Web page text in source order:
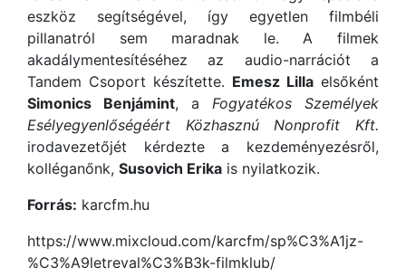
eszköz segítségével, így egyetlen filmbéli
pillanatról sem maradnak le. A filmek
akadálymentesítéséhez az audio-narrációt a
Tandem Csoport készítette. Emesz Lilla elsőként
Simonics Benjámint, a Fogyatékos Személyek
Esélyegyenlőségéért Közhasznú Nonprofit Kft.
irodavezetőjét kérdezte a kezdeményezésről,
kolléganőnk, Susovich Erika is nyilatkozik.
Forrás: karcfm.hu
https://www.mixcloud.com/karcfm/sp%C3%A1jz-
%C3%A9letreval%C3%B3k-filmklub/